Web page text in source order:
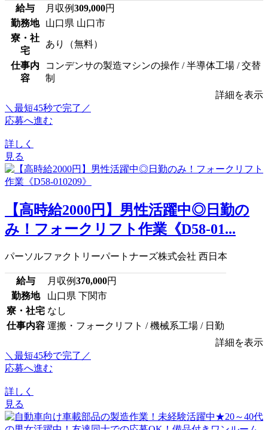
給与 月収例309,000円
勤務地
山口県 山口市
寮・社
宅
あり（無料）
仕事内
容
コンデンサの製造マシンの操作 / 半導体工場 / 交替
制
詳細を表示
＼最短45秒で完了／
応募へ進む
詳しく
見る
【高時給2000円】男性活躍中◎日勤の
み！フォークリフト作業《D58-01...
パーソルファクトリーパートナーズ株式会社 西日本
給与 月収例370,000円
勤務地
山口県 下関市
寮・社宅 なし
仕事内容 運搬・フォークリフト / 機械系工場 / 日勤
詳細を表示
＼最短45秒で完了／
応募へ進む
詳しく
見る